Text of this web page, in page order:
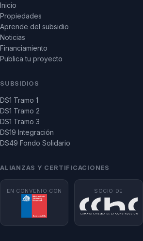
Inicio
Propiedades
Aprende del subsidio
Noticias
Financiamiento
Publica tu proyecto
SUBSIDIOS
DS1 Tramo 1
DS1 Tramo 2
DS1 Tramo 3
DS19 Integración
DS49 Fondo Solidario
ALIANZAS Y CERTIFICACIONES
EN CONVENIO CON SOCIO DE